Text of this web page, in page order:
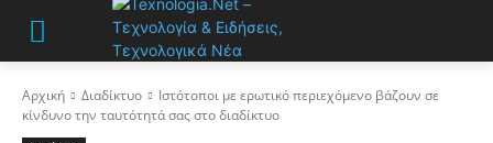
Αρχική Διαδίκτυο
Ιστότοποι με ερωτικό περιεχόμενο βάζουν σε
κίνδυνο την ταυτότητά σας στο διαδίκτυο